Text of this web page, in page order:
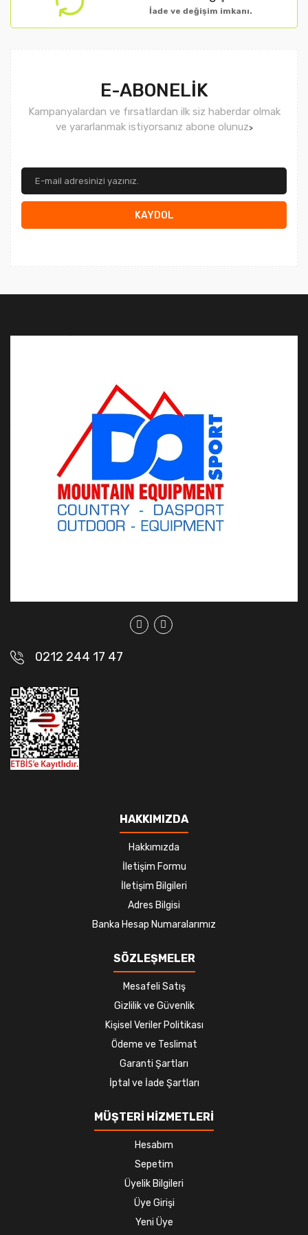
İade ve değişim imkanı.
E-ABONELİK
Kampanyalardan ve fırsatlardan ilk siz haberdar olmak
ve yararlanmak istiyorsanız abone olunuz>
KAYDOL
0212 244 17 47
HAKKIMIZDA
Hakkımızda
İletişim Formu
İletişim Bilgileri
Adres Bilgisi
Banka Hesap Numaralarımız
SÖZLEŞMELER
Mesafeli Satış
Gizlilik ve Güvenlik
Kişisel Veriler Politikası
Ödeme ve Teslimat
Garanti Şartları
İptal ve İade Şartları
MÜŞTERİ HİZMETLERİ
Hesabım
Sepetim
Üyelik Bilgileri
Üye Girişi
Yeni Üye